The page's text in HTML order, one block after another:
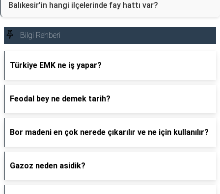
Balıkesir'in hangi ilçelerinde fay hattı var?
Bilgi Rehberi
Türkiye EMK ne iş yapar?
Feodal bey ne demek tarih?
Bor madeni en çok nerede çıkarılır ve ne için kullanılır?
Gazoz neden asidik?